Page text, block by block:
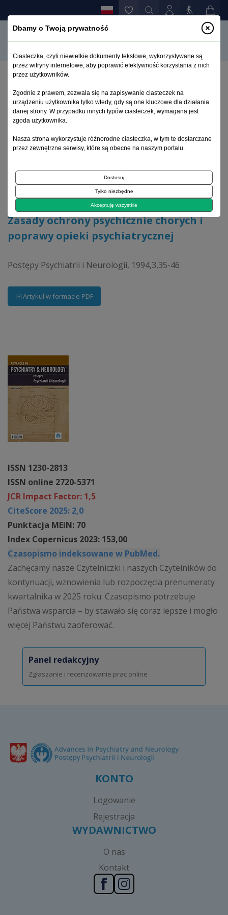
ISSN 1230-2813
ISSN online 2720-5371
JCR Impact Factor: 1,5
CiteScore 2025: 2,0
Punktacja MEiN: 70
Index Copernicus 2023: 153,00
Czasopismo indeksowane w PubMed.
Zachęcamy nasze Czytelniczki i naszych Czytelników do
kontynuacji, wznowienia lub rozpoczęcia prenumeraty
kwartalnika w 2025 roku. Czasopismo potrzebuje
Państwa wsparcia – by stawało się coraz lepsze i mogło
więcej Państwu zaoferować.
Panel redakcyjny
Zgłaszanie i recenzowanie prac online
Zasady ochrony psychicznie chorych i poprawy opieki
psychiatrycznej
Archiwum 1992–2014
1994, tom 3, suplement 1
Artykuł oryginalny
Zasady ochrony psychicznie chorych i
poprawy opieki psychiatrycznej
Postępy Psychiatrii i Neurologii, 1994,3,35-46
Artykuł w formacie PDF
KONTO
Logowanie
Rejestracja
WYDAWNICTWO
O nas
Kontakt
Dbamy o Twoją prywatność
Ciasteczka, czyli niewielkie dokumenty tekstowe, wykorzystywane są
przez witryny internetowe, aby poprawić efektywność korzystania z nich
przez użytkowników.
Zgodnie z prawem, zezwala się na zapisywanie ciasteczek na
urządzeniu użytkownika tylko wtedy, gdy są one kluczowe dla działania
danej strony. W przypadku innych typów ciasteczek, wymagana jest
zgoda użytkownika.
Nasza strona wykorzystuje różnorodne ciasteczka, w tym te dostarczane
przez zewnętrzne serwisy, które są obecne na naszym portalu.
Dostosuj
Tylko niezbędne
Akceptuję wszystkie